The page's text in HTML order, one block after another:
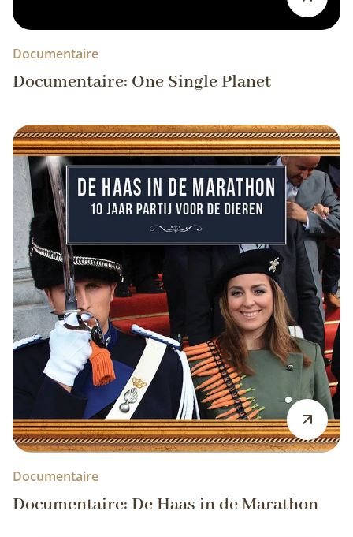
Documentaire
Documentaire: One Single Planet
Documentaire
Documentaire: De Haas in de Marathon